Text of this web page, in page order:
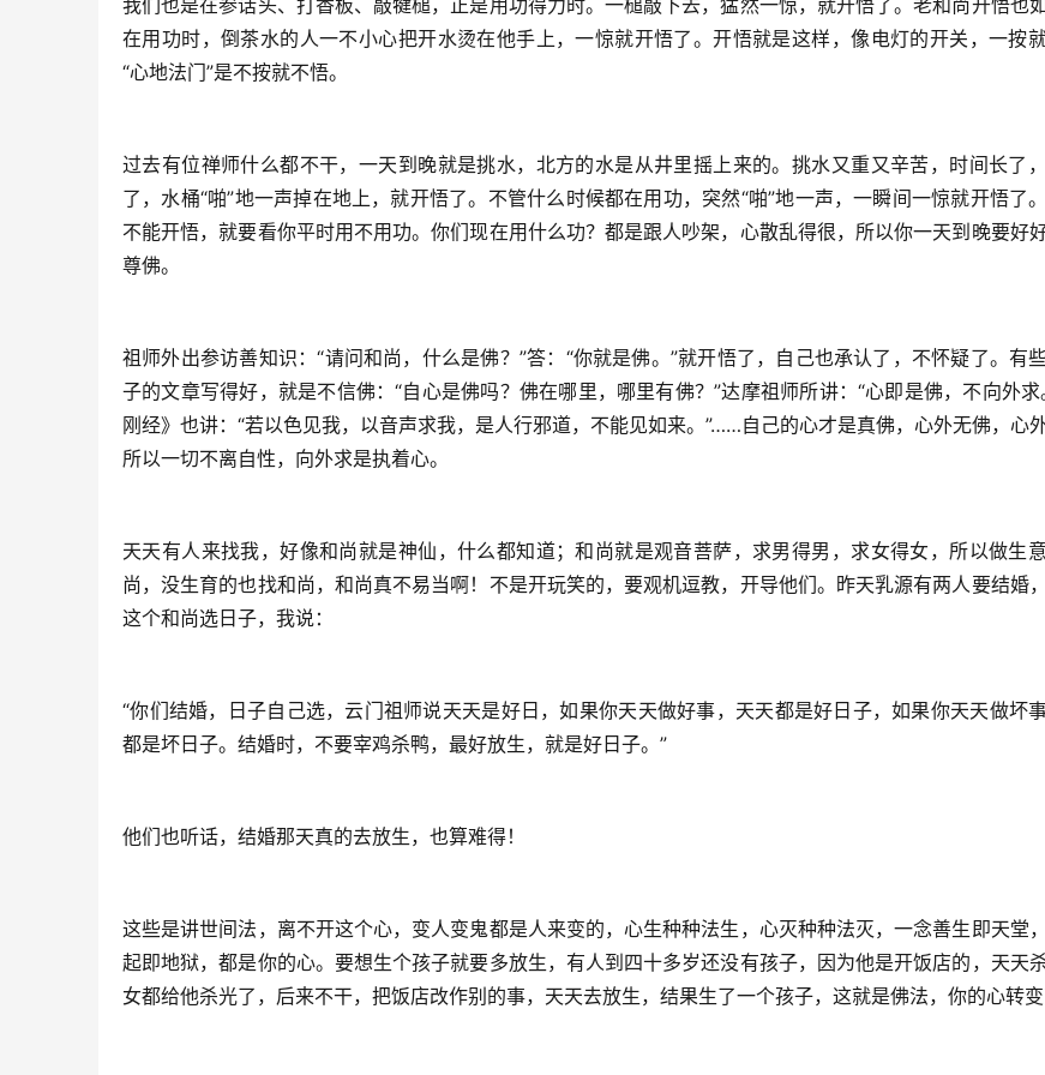
我们也是在参话头、打香板、敲犍槌，正是用功得力时。一槌敲下去，猛然一惊，就开悟了。老和尚开悟也
在用功时，倒茶水的人一不小心把开水烫在他手上，一惊就开悟了。开悟就是这样，像电灯的开关，一按就
“心地法门”是不按就不悟。
过去有位禅师什么都不干，一天到晚就是挑水，北方的水是从井里摇上来的。挑水又重又辛苦，时间长了
了，水桶“啪”地一声掉在地上，就开悟了。不管什么时候都在用功，突然“啪”地一声，一瞬间一惊就开悟了
不能开悟，就要看你平时用不用功。你们现在用什么功？都是跟人吵架，心散乱得很，所以你一天到晚要好
尊佛。
祖师外出参访善知识：“请问和尚，什么是佛？”答：“你就是佛。”就开悟了，自己也承认了，不怀疑了。有
子的文章写得好，就是不信佛：“自心是佛吗？佛在哪里，哪里有佛？”达摩祖师所讲：“心即是佛，不向外求
刚经》也讲：“若以色见我，以音声求我，是人行邪道，不能见如来。”……自己的心才是真佛，心外无佛，心外
所以一切不离自性，向外求是执着心。
天天有人来找我，好像和尚就是神仙，什么都知道；和尚就是观音菩萨，求男得男，求女得女，所以做生
尚，没生育的也找和尚，和尚真不易当啊！不是开玩笑的，要观机逗教，开导他们。昨天乳源有两人要结婚
这个和尚选日子，我说：
“你们结婚，日子自己选，云门祖师说天天是好日，如果你天天做好事，天天都是好日子，如果你天天做坏
都是坏日子。结婚时，不要宰鸡杀鸭，最好放生，就是好日子。”
他们也听话，结婚那天真的去放生，也算难得！
这些是讲世间法，离不开这个心，变人变鬼都是人来变的，心生种种法生，心灭种种法灭，一念善生即天堂
起即地狱，都是你的心。要想生个孩子就要多放生，有人到四十多岁还没有孩子，因为他是开饭店的，天天
女都给他杀光了，后来不干，把饭店改作别的事，天天去放生，结果生了一个孩子，这就是佛法，你的心转变